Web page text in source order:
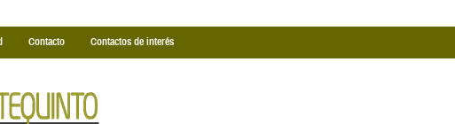
Contacto Contactos de interés